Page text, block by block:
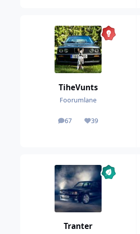
TiheVunts
Foorumlane
67
postitused
39
Reputatsioon
Tranter